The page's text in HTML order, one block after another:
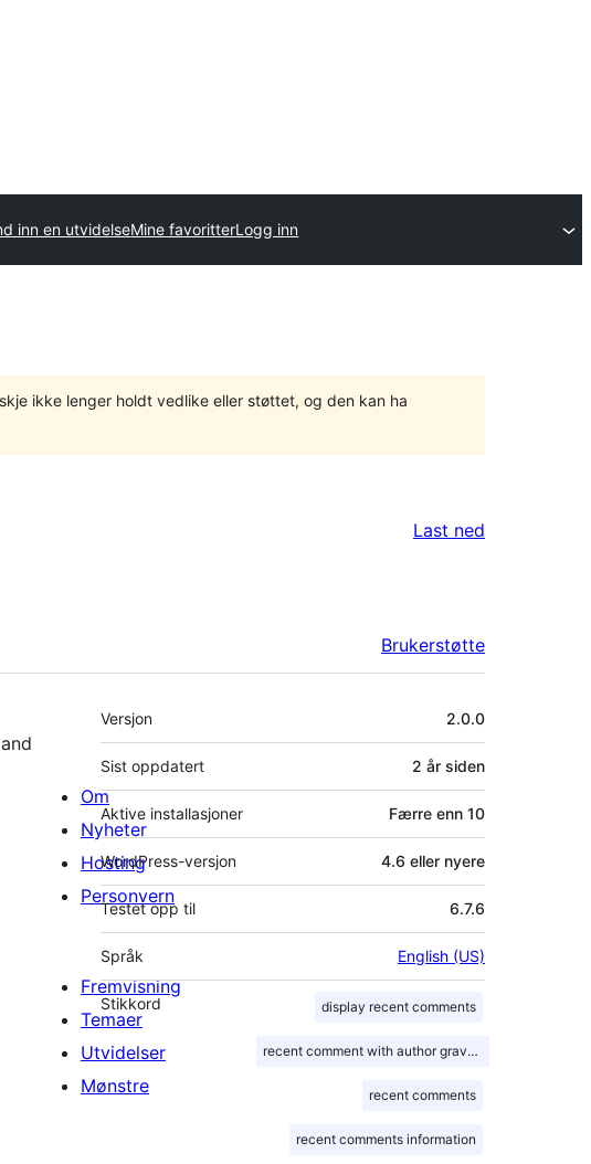
inn en utvidelseMine favoritterLogg inn
ikke lenger holdt vedlike eller støttet, og den kan ha
Last ned
Brukerstøtte
Meta
Versjon 2.0.0
Sist oppdatert 2 år siden
Aktive installasjoner Færre enn 10
WordPress-versjon 4.6 eller nyere
Testet opp til 6.7.6
Språk English (US)
Stikkord display recent comments
recent comment with author gravatar
recent comments
recent comments information
Om
Nyheter
Hosting
Personvern
Fremvisning
Temaer
Utvidelser
Mønstre